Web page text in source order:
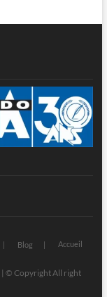
Blog Accueil
| © Copyright All right